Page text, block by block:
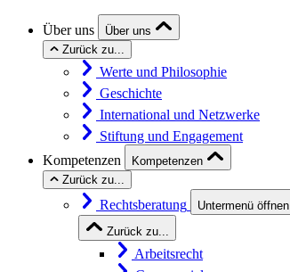
Über uns
Über uns
Zurück zu...
Werte und Philosophie
Geschichte
International und Netzwerke
Stiftung und Engagement
Kompetenzen
Kompetenzen
Zurück zu...
Rechtsberatung
Untermenü öffnen
Zurück zu...
Arbeitsrecht